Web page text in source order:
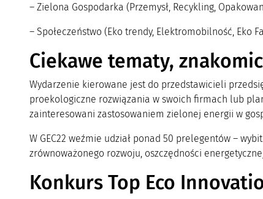
– Zielona Gospodarka (Przemysł, Recykling,
– Społeczeństwo (Eko trendy, Elektromobilność, Eko
Ciekawe tematy,
Wydarzenie kierowane jest do przedstawicieli
proekologiczne rozwiązania w swoich firmach lub
zainteresowani zastosowaniem zielonej energii w
W GEC22 weźmie udział ponad 50 prelegentów –
zrównoważonego rozwoju, oszczędności energetycznej,
Konkurs Top Eco